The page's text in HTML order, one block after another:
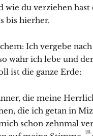
wie du verziehen hast
bis hierher.
Ich vergebe
wahr ich lebe und
ist die ganze Erde:
die meine
die ich getan in
schon zehnmal
23.